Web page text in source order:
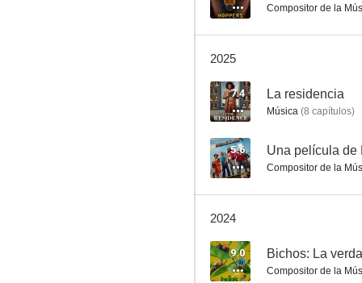
Nuestra bandera significa muerte
7.8
Compositor de la
2025
7.4 La residencia
Música (8 capítulos)
5.6 Una película de
Compositor de la
2024
9.0 Bichos: La
Compositor de la